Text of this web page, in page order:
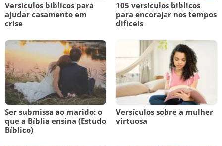
Versículos bíblicos para
ajudar casamento em
crise
105 versículos bíblicos
para encorajar nos tempos
difíceis
Ser submissa ao marido: o
que a Bíblia ensina (Estudo
Bíblico)
Versículos sobre a mulher
virtuosa